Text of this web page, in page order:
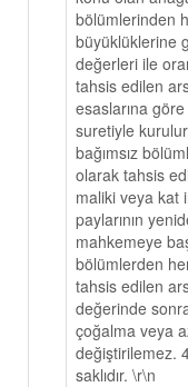
bölümlerinden
büyüklüklerine
değerleri ile
tahsis edilen
esaslarına
suretiyle
bağımsız
olarak tahsis
maliki veya kat
paylarının
mahkemeye
bölümlerden
tahsis edilen
değerinde
çoğalma veya
değiştirilemez.
saklıdır. \r\n